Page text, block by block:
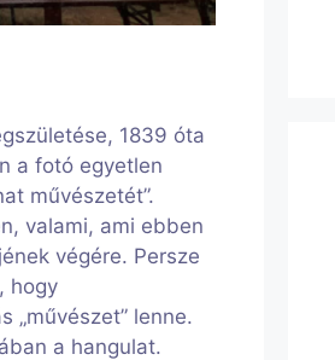
1839 óta
a fotó egyetlen
művészetét”.
valami, ami ebben
végére. Persze
hogy
„művészet” lenne.
a hangulat.